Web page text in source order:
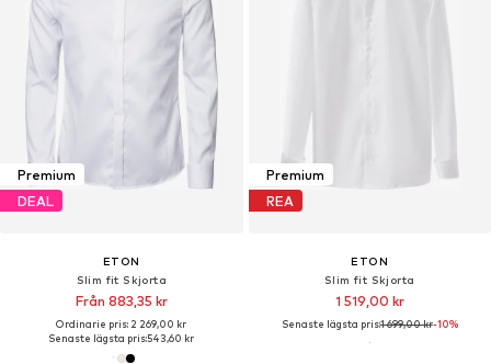
Premium
DEAL
ETON
Slim fit Skjorta
Från 883,35 kr
Ordinarie pris: 2 269,00 kr
Senaste lägsta pris:543,60 kr
Premium
REA
ETON
Slim fit Skjorta
1 519,00 kr
Senaste lägsta pris:1 699,00 kr-10%